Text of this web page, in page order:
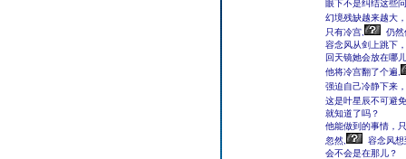
眼下不是纠结这些
幻境残缺越来越大
只有冷宫,
仍然
容念风从剑上跳下
回天镜她会放在哪
他将冷宫翻了个遍,
强迫自己冷静下来
这是叶星辰不可避
就知道了吗？
他能做到的事情，
忽然,
容念风
会不会是在那儿？